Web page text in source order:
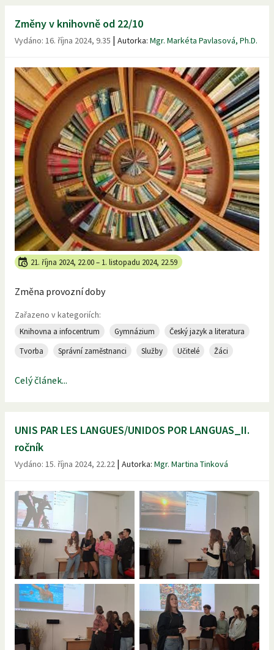
Změny v knihovně od 22/10
Vydáno: 16. října 2024, 9.35 | Autorka: Mgr. Markéta Pavlasová, Ph.D.
21. října 2024, 22.00– 1. listopadu 2024, 22.59
Změna provozní doby
Zařazeno v kategoriích:
Knihovna a infocentrum Gymnázium
Český jazyk a literatura
Tvorba
Správní zaměstnanci Služby Učitelé Žáci
Celý článek...
UNIS PAR LES LANGUES/UNIDOS POR LANGUAS_II.
ročník
Vydáno: 15. října 2024, 22.22 | Autorka: Mgr. Martina Tinková